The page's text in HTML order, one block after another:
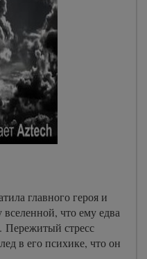
главного героя и
что ему едва
Пережитый стресс
в его психике, что он